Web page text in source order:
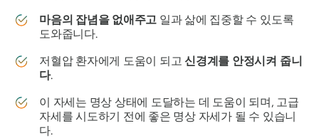
마음의 잡념을 없애주고 일과 삶에 집중할 수 있도록
도와줍니다.
저혈압 환자에게 도움이 되고신경계를 안정시켜 줍니
다.
이 자세는 명상 상태에 도달하는 데 도움이 되며, 고급
자세를 시도하기 전에 좋은 명상 자세가 될 수 있습니
다.